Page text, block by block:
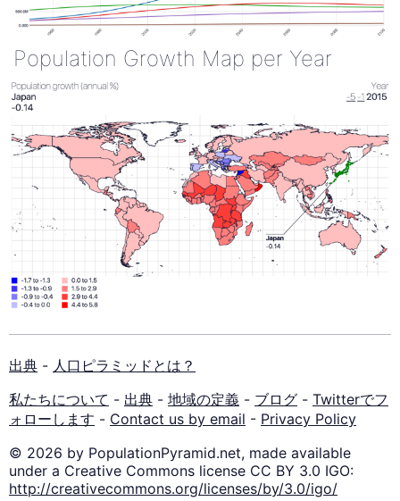
Population Growth Map per Year
出典 - 人口ピラミッドとは？
私たちについて - 出典 - 地域の定義 - ブログ - Twitterでフ
ォローします - Contact us by email - Privacy Policy
© 2026 by PopulationPyramid.net, made available
under a Creative Commons license CC BY 3.0 IGO:
http://creativecommons.org/licenses/by/3.0/igo/